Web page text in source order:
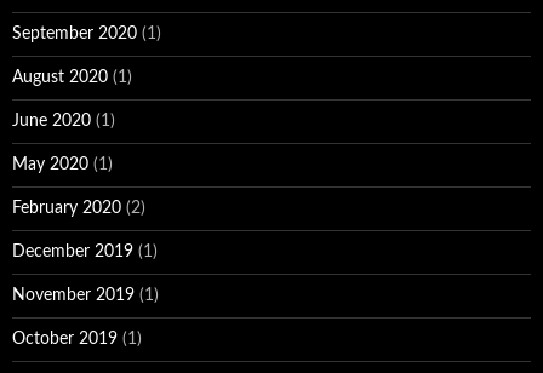
September 2020 (1)
August 2020 (1)
June 2020 (1)
May 2020 (1)
February 2020 (2)
December 2019 (1)
November 2019 (1)
October 2019 (1)